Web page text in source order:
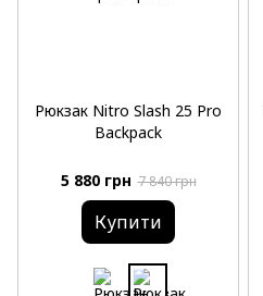
Рюкзак Nitro Slash 25 Pro
Backpack
5 880 грн 7 840 грн
Купити